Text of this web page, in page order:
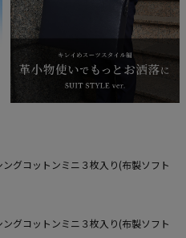
ングコットンミニ３枚入り(布製ソフト
ングコットンミニ３枚入り(布製ソフト